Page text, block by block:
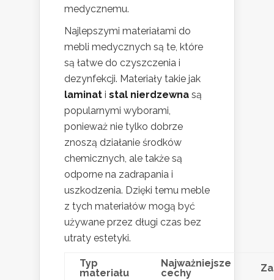
medycznemu.
Najlepszymi materiałami do
mebli medycznych są te, które
są łatwe do czyszczenia i
dezynfekcji. Materiały takie jak
laminat i stal nierdzewna są
popularnymi wyborami,
ponieważ nie tylko dobrze
znoszą działanie środków
chemicznych, ale także są
odporne na zadrapania i
uszkodzenia. Dzięki temu meble
z tych materiałów mogą być
używane przez długi czas bez
utraty estetyki.
Typ
materiału
Najważniejsze
cechy